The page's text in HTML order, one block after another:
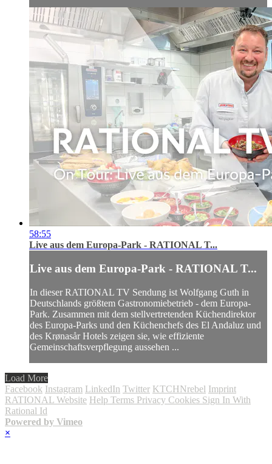
58:55
Live aus dem Europa-Park - RATIONAL T...
Live aus dem Europa-Park - RATIONAL T...
In dieser RATIONAL TV Sendung ist Wolfgang Guth in
Deutschlands größtem Gastronomiebetrieb - dem Europa-
Park. Zusammen mit dem stellvertretenden Küchendirektor
des Europa-Parks und den Küchenchefs des El Andaluz und
des Krønasår Hotels zeigen sie, wie effiziente
Gemeinschaftsverpflegung aussehen ...
Load More
Facebook Instagram LinkedIn Twitter KTCHNrebel Imprint
RATIONAL Website Help Terms Privacy Cookies Sign In With
Rational Id
Powered by Vimeo
×